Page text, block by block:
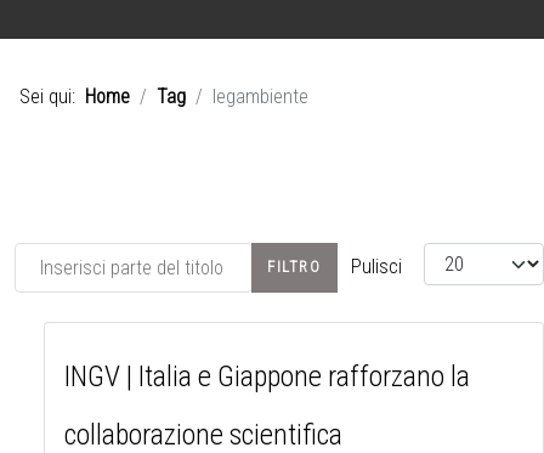
Sei qui: Home Tag legambiente
Inserisci parte del titolo FILTRO Pulisci Visualizza #
INGV | Italia e Giappone rafforzano la
collaborazione scientifica